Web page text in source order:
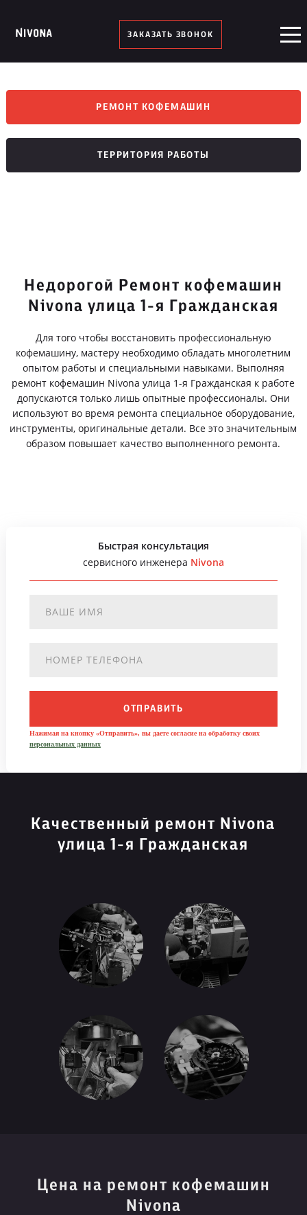
ЗАКАЗАТЬ ЗВОНОК
РЕМОНТ КОФЕМАШИН
ТЕРРИТОРИЯ РАБОТЫ
Недорогой Ремонт кофемашин
Nivona улица 1-я Гражданская
Для того чтобы восстановить профессиональную
кофемашину, мастеру необходимо обладать многолетним
опытом работы и специальными навыками. Выполняя
ремонт кофемашин Nivona улица 1-я Гражданская к работе
допускаются только лишь опытные профессионалы. Они
используют во время ремонта специальное оборудование,
инструменты, оригинальные детали. Все это значительным
образом повышает качество выполненного ремонта.
Быстрая консультация
сервисного инженера Nivona
ОТПРАВИТЬ
Нажимая на кнопку «Отправить», вы даете согласие на обработку своих
персональных данных
Качественный ремонт Nivona
улица 1-я Гражданская
Цена на ремонт кофемашин
Nivona